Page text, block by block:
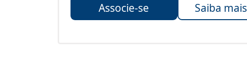
Associe-se
Saiba mais